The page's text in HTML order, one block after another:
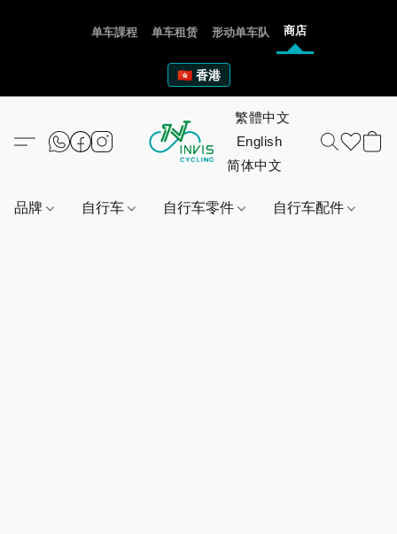
单车課程 单车租赁 形动单车队 商店
🇭🇰 香港
品牌 自行车 自行车零件 自行车配件